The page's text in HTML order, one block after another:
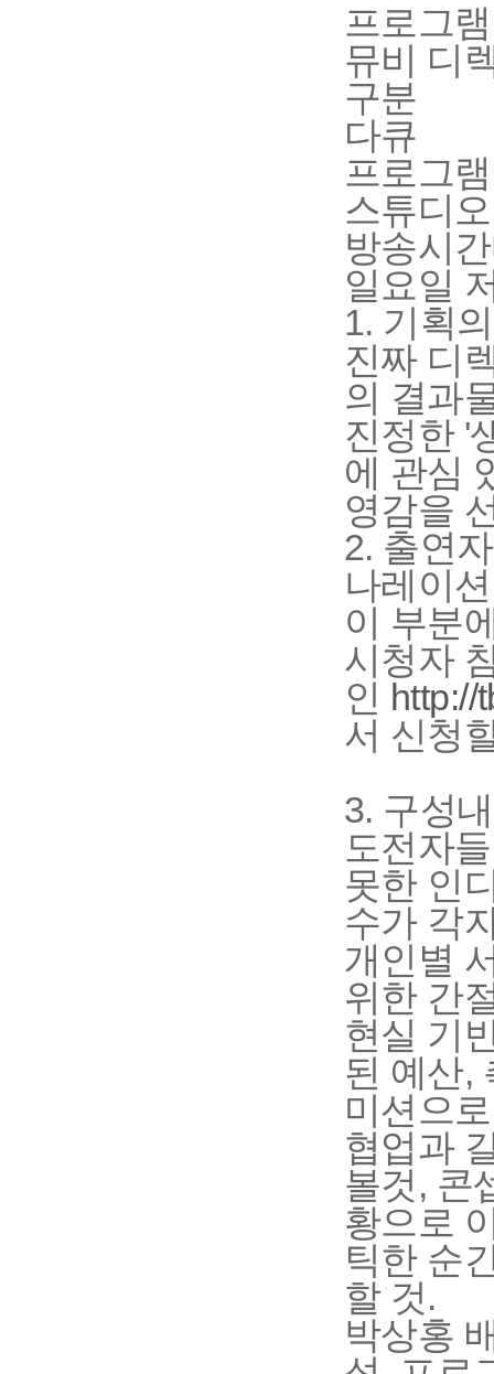
프로그
뮤비 디
구분
다큐
프로그
스튜디오
방송시
일요일
1. 기획
진짜 디
의 결과
진정한 '
에 관심
영감을
2. 출연자
나레이
이 부분
시청자
인 http://
서 신청
3. 구성
도전자
못한 인
수가 각
개인별
위한 간
현실 기
된 예산,
미션으
협업과
볼것, 콘
황으로
틱한 순
할 것.
박상홍